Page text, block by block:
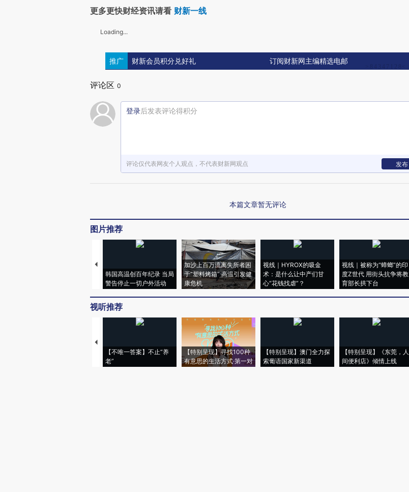
更多更快财经资讯请看 财新一线
Loading...
推广 财新会员积分兑好礼 订阅财新网主编精选电邮
评论区 0
登录后发表评论得积分
评论仅代表网友个人观点，不代表财新网观点 发布
本篇文章暂无评论
图片推荐
韩国高温创百年纪录 当局
警告停止一切户外活动
加沙上百万流离失所者困
于“塑料烤箱” 高温引发健
康危机
视线｜HYROX的吸金
术：是什么让中产们甘
心“花钱找虐”？
视线｜被称为“蟑螂”的印
度Z世代 用街头抗争将教
育部长拱下台
视听推荐
【不唯一答案】不止“养
老”
【特别呈现】寻找100种
有意思的生活方式·第一对
【特别呈现】澳门全力探
索葡语国家新渠道
【特别呈现】《东莞，人
间便利店》倾情上线